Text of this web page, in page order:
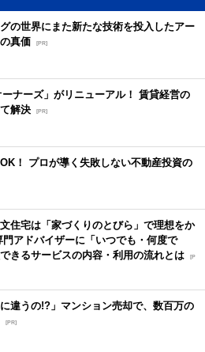
の世界にまた新たな技術を投入したアー
真価 [PR]
ーナーズ」がリニューアル！ 賃貸経営の
解決 [PR]
！ プロが導く失敗しない不動産投資の
住宅は「家づくりのとびら」で理想をか
門アドバイザーに「いつでも・何度で
きるサービスの内容・利用の流れとは [P
に違うの!?」マンション売却で、数百万の
[PR]